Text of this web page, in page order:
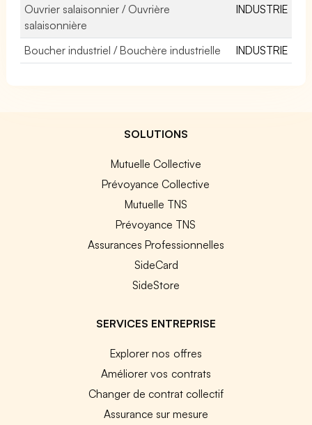
Ouvrier salaisonnier / Ouvrière
salaisonnière
INDUSTRIE
Boucher industriel / Bouchère industrielle INDUSTRIE
SOLUTIONS
Mutuelle Collective
Prévoyance Collective
Mutuelle TNS
Prévoyance TNS
Assurances Professionnelles
SideCard
SideStore
SERVICES ENTREPRISE
Explorer nos offres
Améliorer vos contrats
Changer de contrat collectif
Assurance sur mesure